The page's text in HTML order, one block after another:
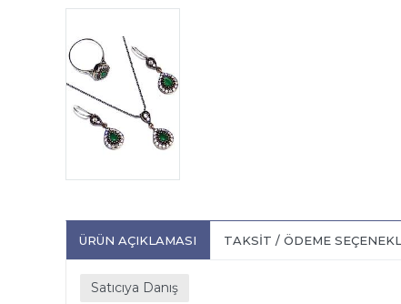
ÜRÜN AÇIKLAMASI TAKSIT / ÖDEME
Satıcıya Danış